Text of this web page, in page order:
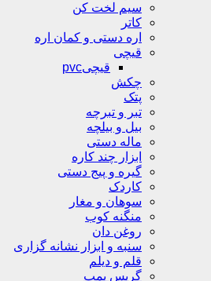
سیم لخت کن
کاتر
اره دستی و کمان اره
قیچی
قیچیpvc
چکش
پتک
تبر و تبرچه
بیل و بیلچه
ماله دستی
ابزار چند کاره
گیره و پیج دستی
کاردک
سوهان و مغار
منگنه کوب
روغن دان
سنبه و ابزار نشانه گزاری
قلم و دیلم
گریس پمپ